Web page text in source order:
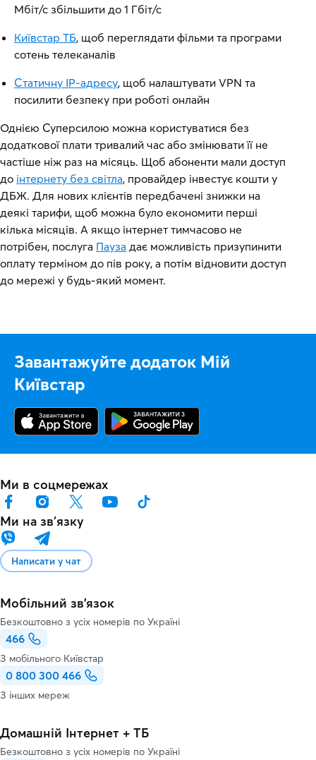
Мбіт/с збільшити до 1 Гбіт/с
Київстар ТБ, щоб переглядати фільми та програми
сотень телеканалів
Статичну IP-адресу, щоб налаштувати VPN та
посилити безпеку при роботі онлайн
Однією Суперсилою можна користуватися без
додаткової плати тривалий час або змінювати її не
частіше ніж раз на місяць. Щоб абоненти мали доступ
до інтернету без світла, провайдер інвестує кошти у
ДБЖ. Для нових клієнтів передбачені знижки на
деякі тарифи, щоб можна було економити перші
кілька місяців. А якщо інтернет тимчасово не
потрібен, послуга Пауза дає можливість призупинити
оплату терміном до пів року, а потім відновити доступ
до мережі у будь-який момент.
Завантажуйте додаток Мій
Київстар
Ми в соцмережах
Ми на звʼязку
Написати у чат
Мобільний зв'язок
Безкоштовно з усіх номерів по Україні
466
З мобільного Київстар
0 800 300 466
З інших мереж
Домашній Інтернет + ТБ
Безкоштовно з усіх номерів по Україні